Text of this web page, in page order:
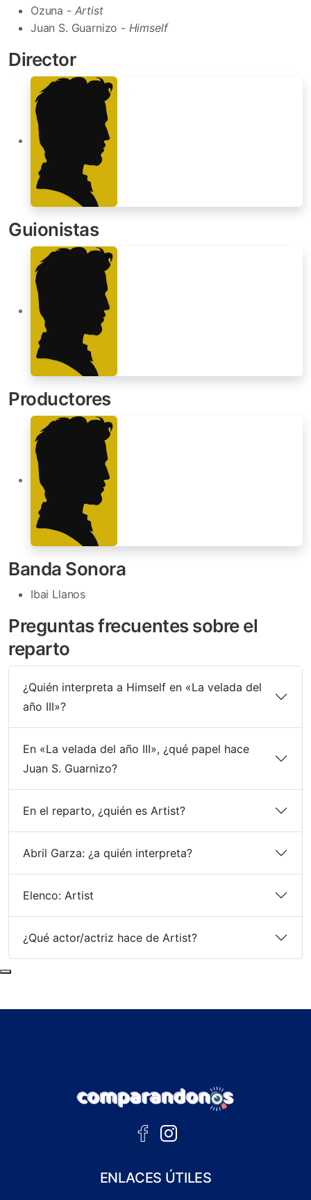
Ozuna - Artist
Juan S. Guarnizo - Himself
Director
Guionistas
Productores
Banda Sonora
Ibai Llanos
Preguntas frecuentes sobre el
reparto
¿Quién interpreta a Himself en «La velada del
año III»?
En «La velada del año III», ¿qué papel hace
Juan S. Guarnizo?
En el reparto, ¿quién es Artist?
Abril Garza: ¿a quién interpreta?
Elenco: Artist
¿Qué actor/actriz hace de Artist?
ENLACES ÚTILES